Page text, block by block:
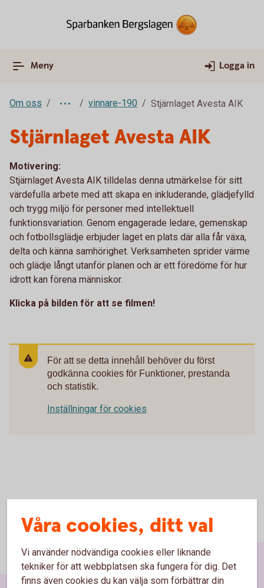
Meny Logga in
Om oss vinnare-190 Stjärnlaget Avesta AIK
Stjärnlaget Avesta AIK
Motivering:
Stjärnlaget Avesta AIK tilldelas denna utmärkelse för sitt
värdefulla arbete med att skapa en inkluderande, glädjefylld
och trygg miljö för personer med intellektuell
funktionsvariation. Genom engagerade ledare, gemenskap
och fotbollsglädje erbjuder laget en plats där alla får växa,
delta och känna samhörighet. Verksamheten sprider värme
och glädje långt utanför planen och är ett föredöme för hur
idrott kan förena människor.
Klicka på bilden för att se filmen!
För att se detta innehåll behöver du först
godkänna cookies för Funktioner, prestanda
och statistik.
Inställningar för cookies
Våra cookies, ditt val
Vi använder nödvändiga cookies eller liknande
tekniker för att webbplatsen ska fungera för dig. Det
finns även cookies du kan välja som förbättrar din